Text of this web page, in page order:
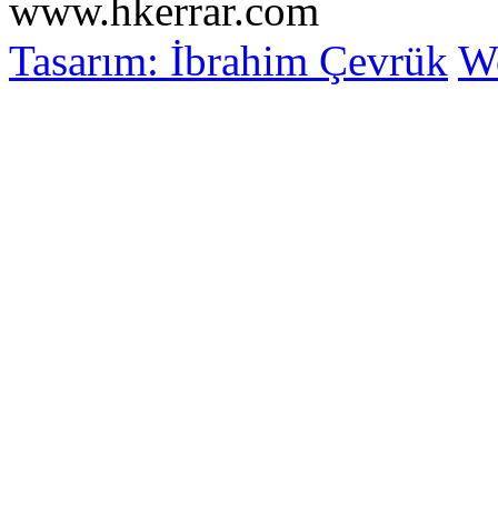
www.hkerrar.com
Tasarım: İbrahim Çevrük